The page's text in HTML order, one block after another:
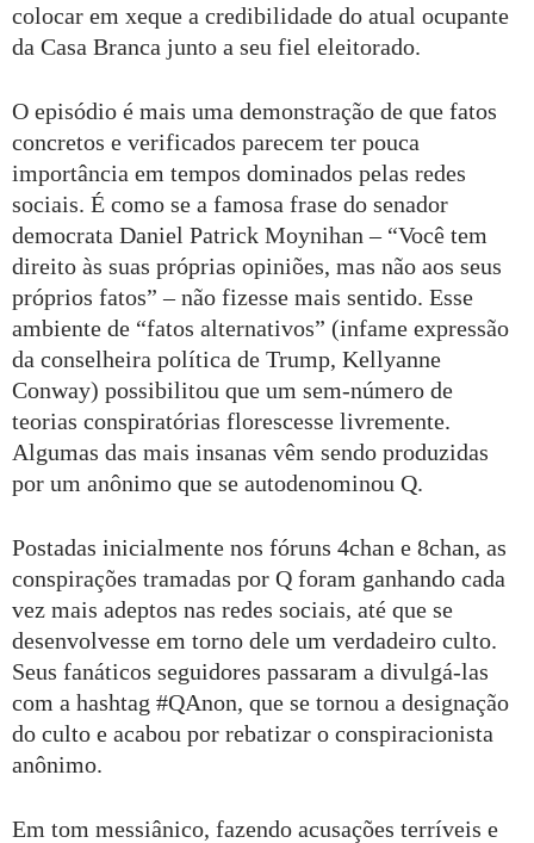
colocar em xeque a credibilidade do atual ocupante
da Casa Branca junto a seu fiel eleitorado.
O episódio é mais uma demonstração de que fatos
concretos e verificados parecem ter pouca
importância em tempos dominados pelas redes
sociais. É como se a famosa frase do senador
democrata Daniel Patrick Moynihan – “Você tem
direito às suas próprias opiniões, mas não aos seus
próprios fatos” – não fizesse mais sentido. Esse
ambiente de “fatos alternativos” (infame expressão
da conselheira política de Trump, Kellyanne
Conway) possibilitou que um sem-número de
teorias conspiratórias florescesse livremente.
Algumas das mais insanas vêm sendo produzidas
por um anônimo que se autodenominou Q.
Postadas inicialmente nos fóruns 4chan e 8chan, as
conspirações tramadas por Q foram ganhando cada
vez mais adeptos nas redes sociais, até que se
desenvolvesse em torno dele um verdadeiro culto.
Seus fanáticos seguidores passaram a divulgá-las
com a hashtag #QAnon, que se tornou a designação
do culto e acabou por rebatizar o conspiracionista
anônimo.
Em tom messiânico, fazendo acusações terríveis e